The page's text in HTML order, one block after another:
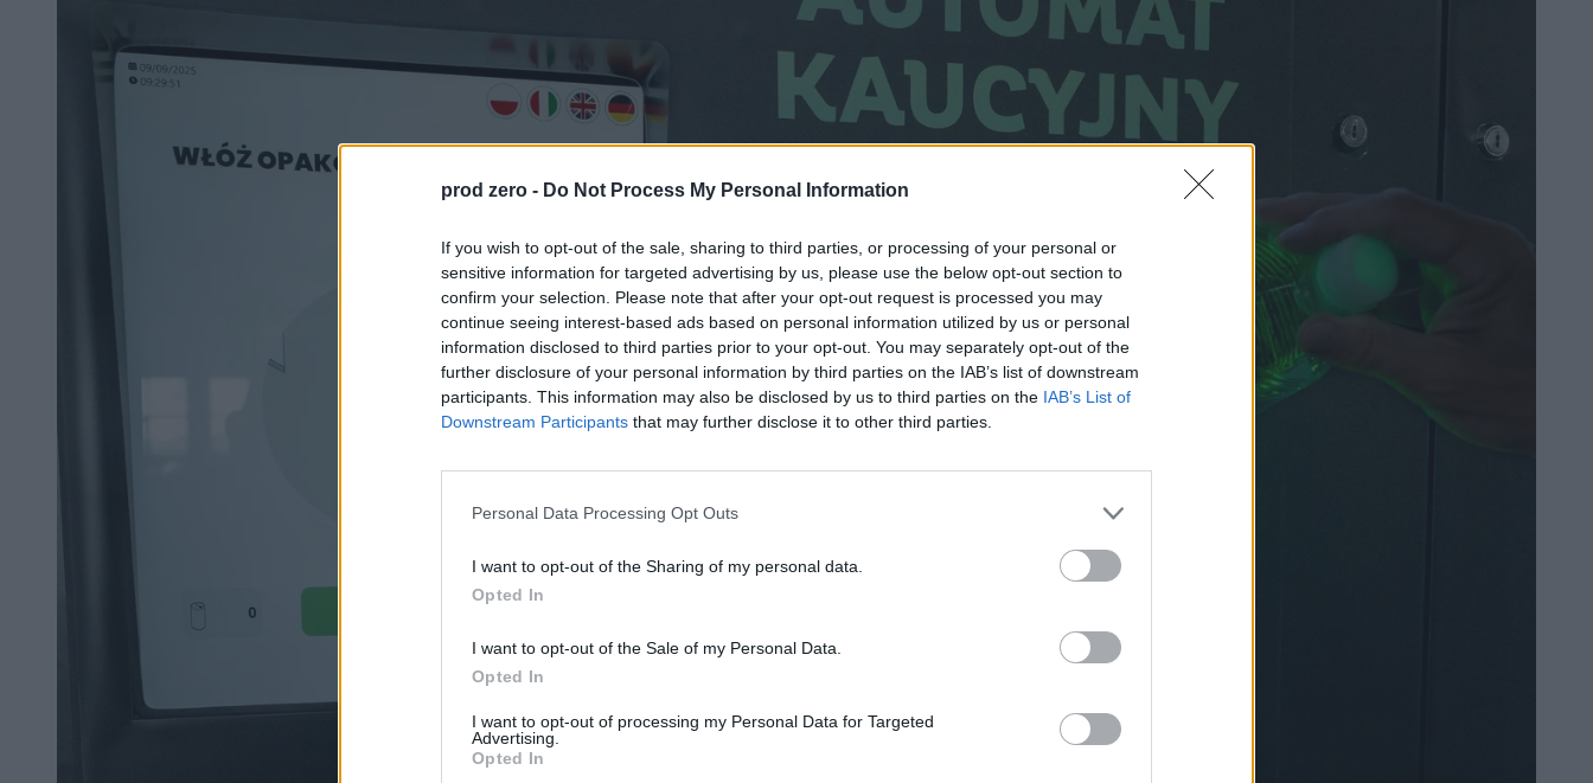
prod zero - Do Not Process My Personal Information
If you wish to opt-out of the sale, sharing to third parties, or processing of your personal or
sensitive information for targeted advertising by us, please use the below opt-out section to
confirm your selection. Please note that after your opt-out request is processed you may
continue seeing interest-based ads based on personal information utilized by us or personal
information disclosed to third parties prior to your opt-out. You may separately opt-out of the
further disclosure of your personal information by third parties on the IAB’s list of downstream
participants. This information may also be disclosed by us to third parties on the IAB’s List of
Downstream Participants that may further disclose it to other third parties.
Personal Data Processing Opt Outs
I want to opt-out of the Sharing of my personal data.
Opted In
I want to opt-out of the Sale of my Personal Data.
Opted In
I want to opt-out of processing my Personal Data for Targeted
Advertising.
Opted In